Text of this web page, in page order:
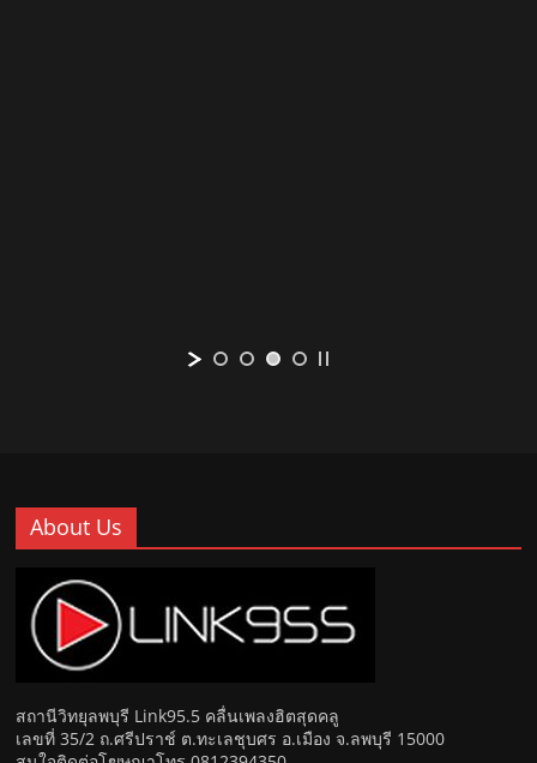
About Us
สถานีวิทยุลพบุรี Link95.5 คลื่นเพลงฮิตสุดคลู
เลขที่ 35/2 ถ.ศรีปราช์ ต.ทะเลชุบศร อ.เมือง จ.ลพบุรี 15000